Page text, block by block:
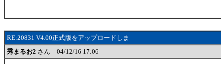
RE:20831 V4.00正式版をアップロードしま
秀まるお2 さん 04/12/16 17:06